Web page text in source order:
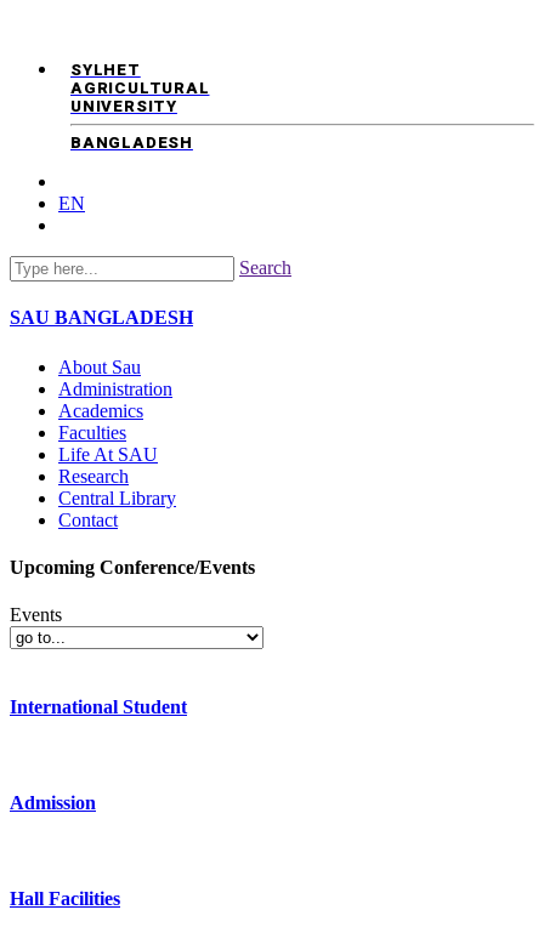
SYLHET
AGRICULTURAL
UNIVERSITY
BANGLADESH
EN
Search
SAU BANGLADESH
About Sau
Administration
Academics
Faculties
Life At SAU
Research
Central Library
Contact
Upcoming Conference/Events
Events
International Student
Admission
Hall Facilities